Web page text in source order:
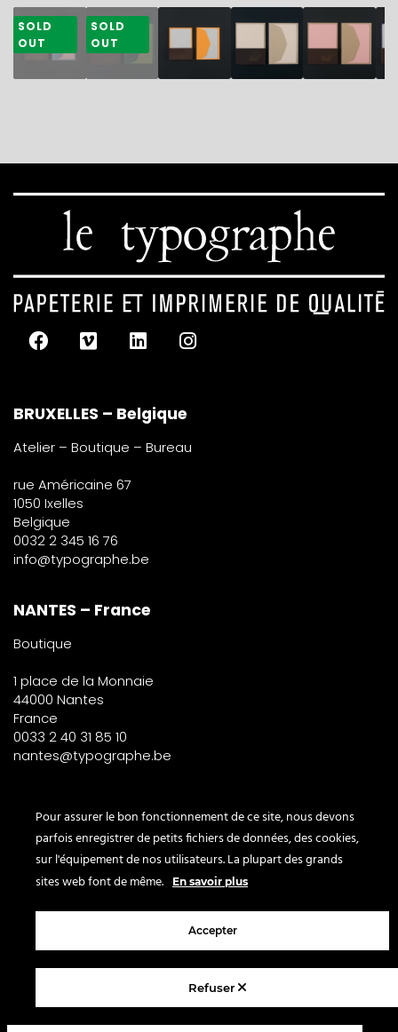
C6
envelopes
quantity
9,80
SOLD
OUT
14,80
SOLD
OUT
9,80€ 14,80€ 14,80€
BRUXELLES – Belgique
Atelier – Boutique – Bureau
rue Américaine 67
1050 Ixelles
Belgique
0032 2 345 16 76
info@typographe.be
NANTES – France
Boutique
1 place de la Monnaie
44000 Nantes
France
0033 2 40 31 85 10
nantes@typographe.be
PARIS – France
Corner
le Bon Marché
24 rue de Sèvres
France
© 2025 Le Typographe - Brussels
Pour assurer le bon fonctionnement de ce site, nous devons
parfois enregistrer de petits fichiers de données, des cookies,
sur l'équipement de nos utilisateurs. La plupart des grands
sites web font de même.
En savoir plus
Accepter
Refuser